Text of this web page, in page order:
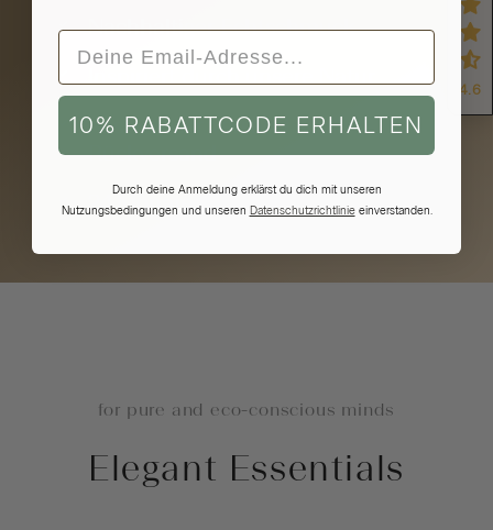
Nachhaltiger Echtschmuck
Kostenloser Versand &
Rückversand
24 Monate Garantie
for pure and eco-conscious minds
Elegant Essentials
4.6
10% RABATTCODE ERHALTEN
Durch deine Anmeldung erklärst du dich mit unseren
Nutzungsbedingungen und unseren Datenschutzrichtlinieeinverstanden.